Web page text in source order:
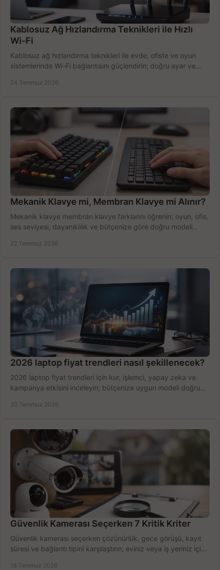
Kablosuz Ağ Hızlandırma Teknikleri ile Hızlı
Wi-Fi
Kablosuz ağ hızlandırma teknikleri ile evde, ofiste ve oyun
sistemlerinde Wi-Fi bağlantısını güçlendirin; doğru ayar ve
24 Temmuz 2026
Mekanik Klavye mi, Membran Klavye mi Alınır?
Mekanik klavye membran klavye farklarını öğrenin; oyun, ofis,
ses seviyesi, dayanıklılık ve bütçenize göre doğru modeli
22 Temmuz 2026
2026 laptop fiyat trendleri nasıl şekillenecek?
2026 laptop fiyat trendleri için kur, işlemci, yapay zeka ve
kampanya etkisini inceleyin; bütçenize uygun modeli doğru
20 Temmuz 2026
Güvenlik Kamerası Seçerken 7 Kritik Kriter
Güvenlik kamerası seçerken çözünürlük, gece görüşü, kayıt
süresi ve bağlantı tipini karşılaştırın; eviniz veya iş yeriniz için
18 Temmuz 2026